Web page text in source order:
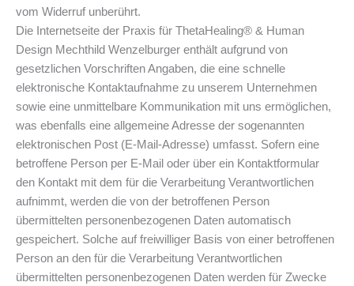
vom Widerruf unberührt.
Die Internetseite der Praxis für ThetaHealing® & Human
Design Mechthild Wenzelburger enthält aufgrund von
gesetzlichen Vorschriften Angaben, die eine schnelle
elektronische Kontaktaufnahme zu unserem Unternehmen
sowie eine unmittelbare Kommunikation mit uns ermöglichen,
was ebenfalls eine allgemeine Adresse der sogenannten
elektronischen Post (E-Mail-Adresse) umfasst. Sofern eine
betroffene Person per E-Mail oder über ein Kontaktformular
den Kontakt mit dem für die Verarbeitung Verantwortlichen
aufnimmt, werden die von der betroffenen Person
übermittelten personenbezogenen Daten automatisch
gespeichert. Solche auf freiwilliger Basis von einer betroffenen
Person an den für die Verarbeitung Verantwortlichen
übermittelten personenbezogenen Daten werden für Zwecke